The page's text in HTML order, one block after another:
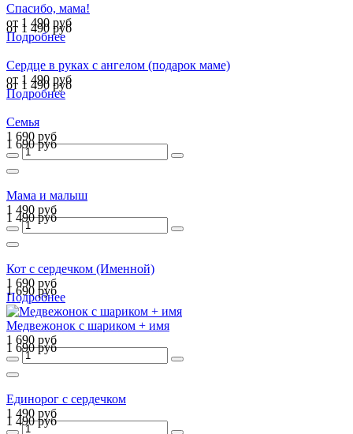
Спасибо, мама!
от 1 490 руб
от 1 490 руб
Подробнее
Сердце в руках с ангелом (подарок маме)
от 1 490 руб
от 1 490 руб
Подробнее
Семья
1 690 руб
1 690 руб
Мама и малыш
1 490 руб
1 490 руб
Кот с сердечком (Именной)
1 690 руб
1 690 руб
Подробнее
Медвежонок с шариком + имя
1 690 руб
1 690 руб
Единорог с сердечком
1 490 руб
1 490 руб